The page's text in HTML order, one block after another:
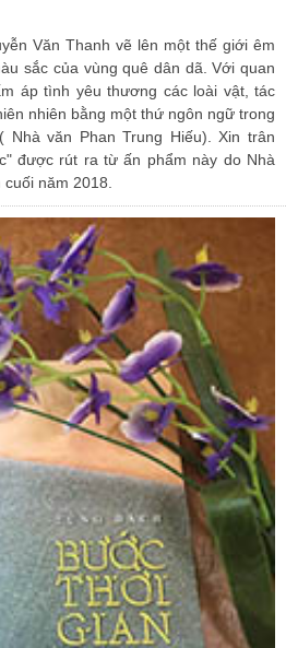
Văn Thanh vẽ lên một thế giới êm
sắc của vùng quê dân dã. Với quan
áp tình yêu thương các loài vật, tác
nhiên bằng một thứ ngôn ngữ trong
văn Phan Trung Hiếu). Xin trân
được rút ra từ ấn phẩm này do Nhà
năm 2018.